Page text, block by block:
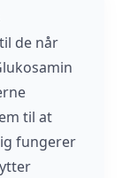
de når
til at
fungerer